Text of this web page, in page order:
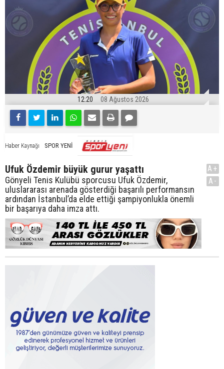
12:20 08 Ağustos 2026
Haber Kaynağı SPOR YENİ
Ufuk Özdemir büyük gurur yaşattı
Gönyeli Tenis Kulübü sporcusu Ufuk Özdemir,
uluslararası arenada gösterdiği başarılı performansın
ardından İstanbul’da elde ettiği şampiyonlukla önemli
bir başarıya daha imza attı.
A+
A-